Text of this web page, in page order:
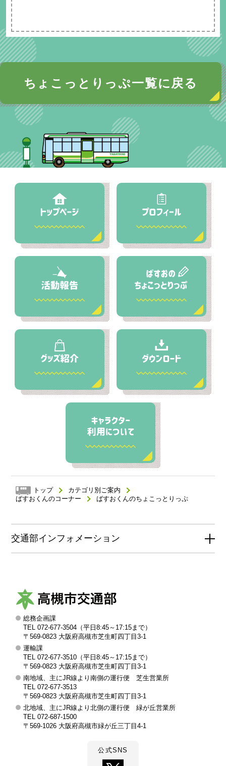
ちょこっとりっぷ一覧に戻る
トップ
カテゴリ別ご案内
ばすおくんのコーナー
ばすおくんのちょこっとりっぷ
交通部インフォメーション
槻
交
通
部
総務企画課
TEL 072-677-3504（平日8:45～17:15まで）
〒569-0823 大阪府高槻市芝生町四丁目3-1
運輸課
TEL 072-677-3510（平日8:45～17:15まで）
〒569-0823 大阪府高槻市芝生町四丁目3-1
南地域、主にJR線より南側の運行便 芝生営業所
TEL 072-677-3513
〒569-0823 大阪府高槻市芝生町四丁目3-1
北地域、主にJR線より北側の運行便 緑が丘営業所
TEL 072-687-1500
〒569-1026 大阪府高槻市緑が丘三丁目4-1
公式SNS